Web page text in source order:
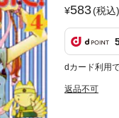
583(税込)
dカード利用
返品不可